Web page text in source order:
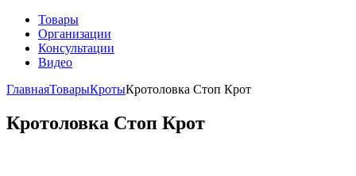
Товары
Организации
Консультации
Видео
ГлавнаяТоварыКротыКротоловка Стоп Крот
Кротоловка Стоп Крот